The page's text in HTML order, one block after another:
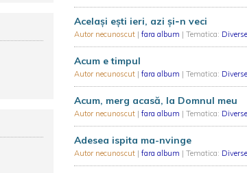
Acelaşi eşti ieri, azi şi‑n veci
Autor necunoscut | fara album | Tematica: Diverse
Acum e timpul
Autor necunoscut | fara album | Tematica: Diverse
Acum, merg acasă, la Domnul meu
Autor necunoscut | fara album | Tematica: Diverse
Adesea ispita ma-nvinge
Autor necunoscut | fara album | Tematica: Diverse